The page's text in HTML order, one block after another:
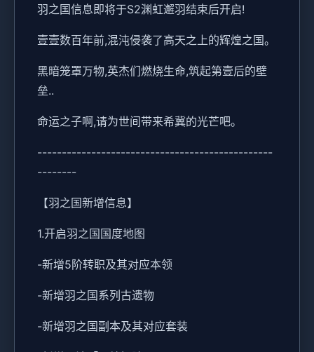
羽之国信息即将于S2渊虹邂羽结束后开启!
壹壹数百年前,混沌侵袭了高天之上的辉煌之国。
黑暗笼罩万物,英杰们燃烧生命,筑起第壹后的壁
垒..
命运之子啊,请为世间带来希冀的光芒吧。
------------------------------------------------
--------
【羽之国新增信息】
1.开启羽之国国度地图
-新增5阶转职及其对应本领
-新增羽之国系列古遗物
-新增羽之国副本及其对应套装